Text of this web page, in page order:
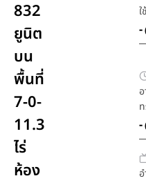
832
ยูนิต
บน
พื้นที่
7-0-
11.3
ไร่
ห้อง
-
-